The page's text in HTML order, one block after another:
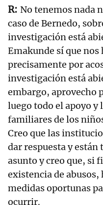
No tenemos nada
caso de Bernedo,
investigación está
Emakunde sí que nos
precisamente por
investigación está
embargo, aprovecho
luego todo el apoyo y
familiares de los
Creo que las
dar respuesta y están
asunto y creo que, si
existencia de abusos,
medidas oportunas
ocurrir.